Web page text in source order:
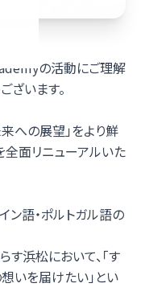
の活動にご理解
ざいます。
来への展望」をより鮮
全面リニューアルいた
ン語・ポルトガル語の
浜松において、「す
いを届けたい」とい